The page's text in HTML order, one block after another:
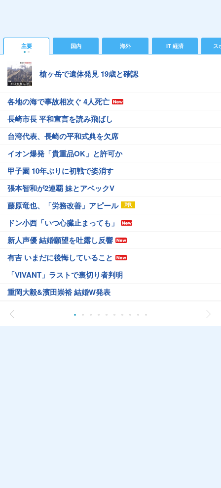
主要 国内 海外 IT 経済 ス
槍ヶ岳で遺体発見 19歳と確認
各地の海で事故相次ぐ 4人死亡
長崎市長 平和宣言を読み飛ばし
台湾代表、長崎の平和式典を欠席
イオン爆発「貴重品OK」と許可か
甲子園 10年ぶりに初戦で姿消す
張本智和が2連覇 妹とアベックV
藤原竜也、「労務改善」アピール
ドン小西「いつ心臓止まっても」
新人声優 結婚願望を吐露し反響
有吉 いまだに後悔していること
「VIVANT」ラストで裏切り者判明
重岡大毅&濱田崇裕 結婚W発表